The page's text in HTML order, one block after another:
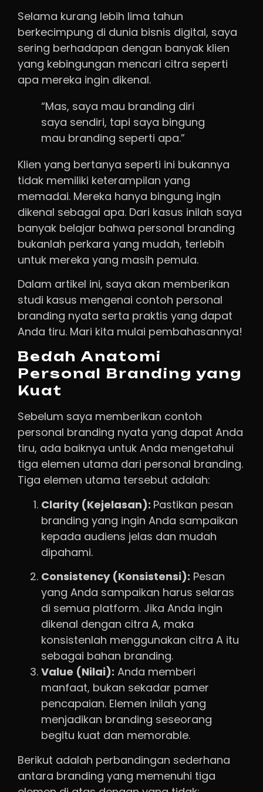
Selama kurang lebih lima tahun
berkecimpung di dunia bisnis digital, saya
sering berhadapan dengan banyak klien
yang kebingungan mencari citra seperti
apa mereka ingin dikenal.
“Mas, saya mau branding diri
saya sendiri, tapi saya bingung
mau branding seperti apa.”
Klien yang bertanya seperti ini bukannya
tidak memiliki keterampilan yang
memadai. Mereka hanya bingung ingin
dikenal sebagai apa. Dari kasus inilah saya
banyak belajar bahwa personal branding
bukanlah perkara yang mudah, terlebih
untuk mereka yang masih pemula.
Dalam artikel ini, saya akan memberikan
studi kasus mengenai contoh personal
branding nyata serta praktis yang dapat
Anda tiru. Mari kita mulai pembahasannya!
Bedah Anatomi
Personal Branding yang
Kuat
Sebelum saya memberikan contoh
personal branding nyata yang dapat Anda
tiru, ada baiknya untuk Anda mengetahui
tiga elemen utama dari personal branding.
Tiga elemen utama tersebut adalah:
Clarity (Kejelasan): Pastikan pesan
branding yang ingin Anda sampaikan
kepada audiens jelas dan mudah
dipahami.
Consistency (Konsistensi): Pesan
yang Anda sampaikan harus selaras
di semua platform. Jika Anda ingin
dikenal dengan citra A, maka
konsistenlah menggunakan citra A itu
sebagai bahan branding.
Value (Nilai): Anda memberi
manfaat, bukan sekadar pamer
pencapaian. Elemen inilah yang
menjadikan branding seseorang
begitu kuat dan memorable.
Berikut adalah perbandingan sederhana
antara branding yang memenuhi tiga